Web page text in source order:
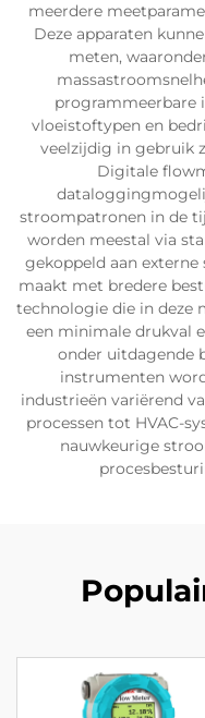
meerdere
Deze apparaten
meten,
programmeerbare
vloeistoftypen en
veelzijdig in gebruik
Digitale
stroompatronen in de
worden meestal via
gekoppeld aan
maakt met bredere
technologie die in deze
een minimale drukval
onder uitdagende
instrumenten
industrieën variërend
processen tot HVAC-
nauwkeurige